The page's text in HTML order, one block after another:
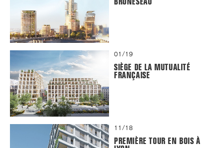
01/19
SIÈGE DE LA MUTUALITÉ
FRANÇAISE
11/18
PREMIÈRE TOUR EN BOIS À